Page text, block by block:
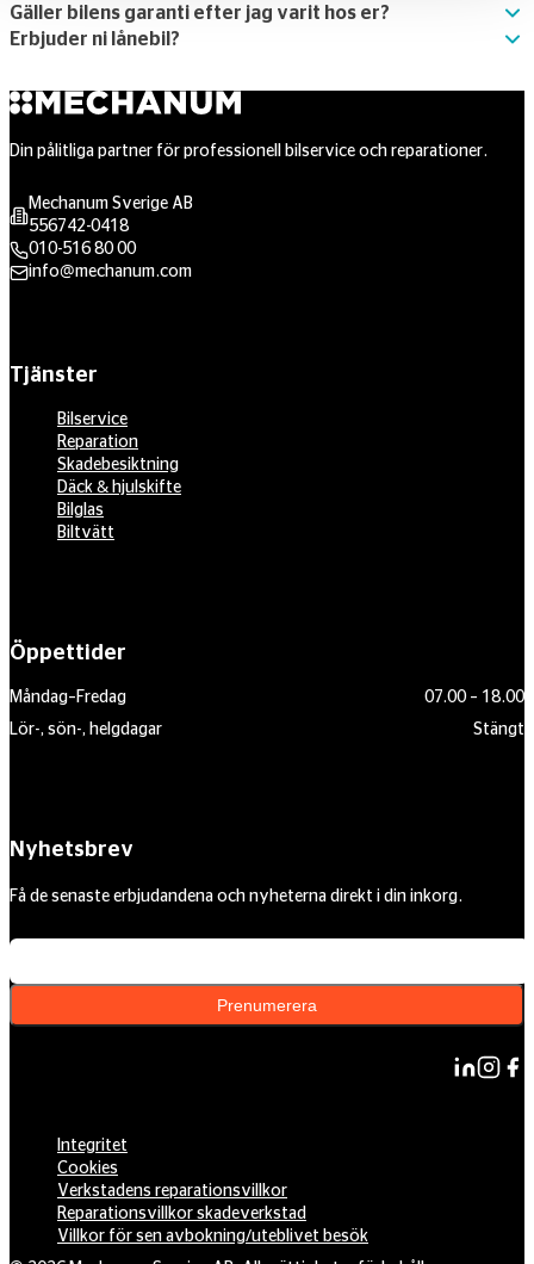
Gäller bilens garanti efter jag varit hos er?
Erbjuder ni lånebil?
Din pålitliga partner för professionell bilservice och reparationer.
Mechanum Sverige AB
556742-0418
010-516 80 00
info@mechanum.com
Tjänster
Bilservice
Reparation
Skadebesiktning
Däck & hjulskifte
Bilglas
Biltvätt
Öppettider
Måndag–Fredag
07.00 – 18.00
Lör-, sön-, helgdagar
Stängt
Nyhetsbrev
Få de senaste erbjudandena och nyheterna direkt i din inkorg.
Prenumerera
Integritet
Cookies
Verkstadens reparationsvillkor
Reparationsvillkor skadeverkstad
Villkor för sen avbokning/uteblivet besök